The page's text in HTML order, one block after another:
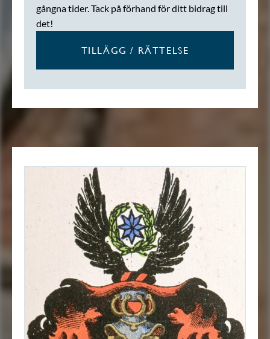
gångna tider. Tack på förhand för ditt bidrag till
det!
TILLÄGG / RÄTTELSE